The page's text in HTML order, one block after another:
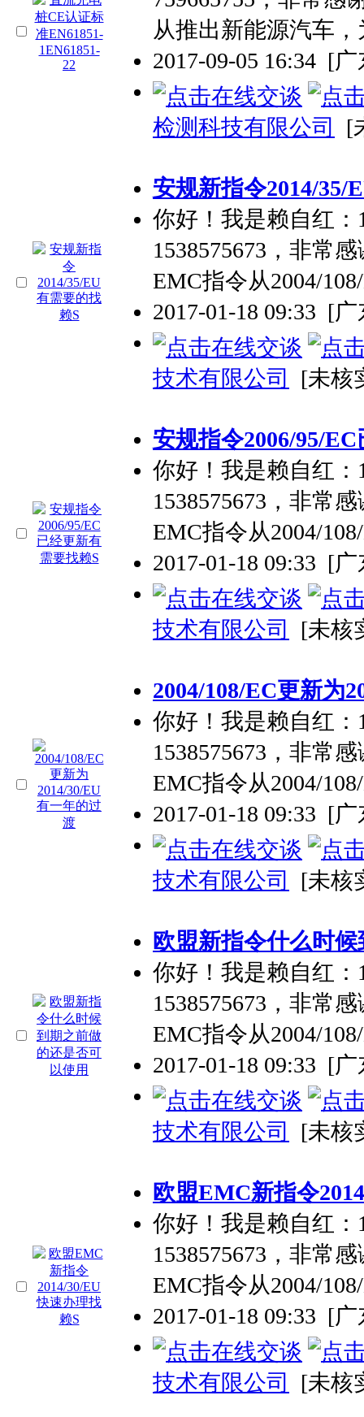
从推出新能源汽车
2017-09-05 16:34 [广
检测科技有限公司 [
安规新指令2014/35/
你好！我是赖自红：
1538575673，非常
EMC指令从2004/
2017-01-18 09:33 [广
技术有限公司 [未核
安规指令2006/95/
你好！我是赖自红：
1538575673，非常
EMC指令从2004/
2017-01-18 09:33 [广
技术有限公司 [未核
2004/108/EC更新为
你好！我是赖自红：
1538575673，非常
EMC指令从2004/
2017-01-18 09:33 [广
技术有限公司 [未核
欧盟新指令什么时
你好！我是赖自红：
1538575673，非常
EMC指令从2004/
2017-01-18 09:33 [广
技术有限公司 [未核
欧盟EMC新指令
你好！我是赖自红：
1538575673，非常
EMC指令从2004/
2017-01-18 09:33 [广
技术有限公司 [未核